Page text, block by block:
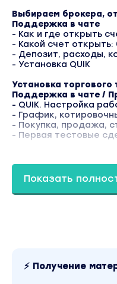
Выбираем брокера,
Поддержка в чате
- Как и где открыть
- Какой счет
- Депозит, расходы,
- Установка QUIK
Установка
Поддержка в чате /
- QUIK. Настройка
- График,
- Покупка, продажа,
- Первая тестовые
Поддержка в чате
- Знакомство с
- Акции и фьючерсы
- Построение каналов
Показать
⚡ Получение